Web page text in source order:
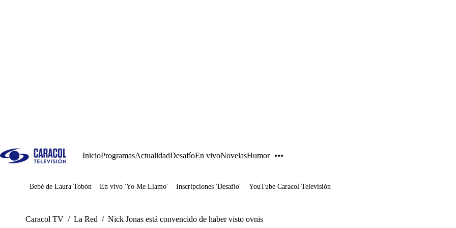
InicioProgramasActualidadDesafíoEn vivoNovelasHumor
Juegos
Bebé de Laura Tobón En vivo 'Yo Me Llamo' Inscripciones 'Desafío' YouTube Caracol Televisión
Caracol TV / La Red / Nick Jonas está convencido de haber visto ovnis